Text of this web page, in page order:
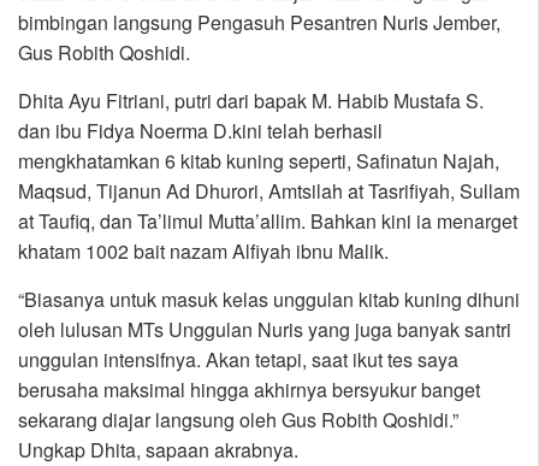
bimbingan langsung Pengasuh Pesantren Nuris Jember,
Gus Robith Qoshidi.
Dhita Ayu Fitriani, putri dari bapak M. Habib Mustafa S.
dan ibu Fidya Noerma D.kini telah berhasil
mengkhatamkan 6 kitab kuning seperti, Safinatun Najah,
Maqsud, Tijanun Ad Dhurori, Amtsilah at Tasrifiyah, Sullam
at Taufiq, dan Ta’limul Mutta’allim. Bahkan kini ia menarget
khatam 1002 bait nazam Alfiyah ibnu Malik.
“Biasanya untuk masuk kelas unggulan kitab kuning dihuni
oleh lulusan MTs Unggulan Nuris yang juga banyak santri
unggulan intensifnya. Akan tetapi, saat ikut tes saya
berusaha maksimal hingga akhirnya bersyukur banget
sekarang diajar langsung oleh Gus Robith Qoshidi.”
Ungkap Dhita, sapaan akrabnya.